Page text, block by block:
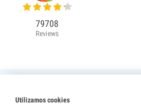
Utilizamos cookies
79708
Reviews